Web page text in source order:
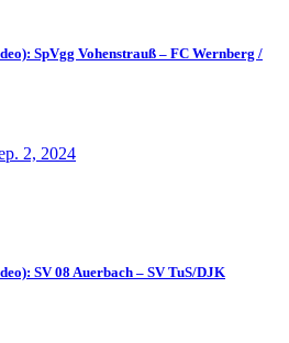
SpVgg Vohenstrauß – FC Wernberg /
2, 2024
SV 08 Auerbach – SV TuS/DJK